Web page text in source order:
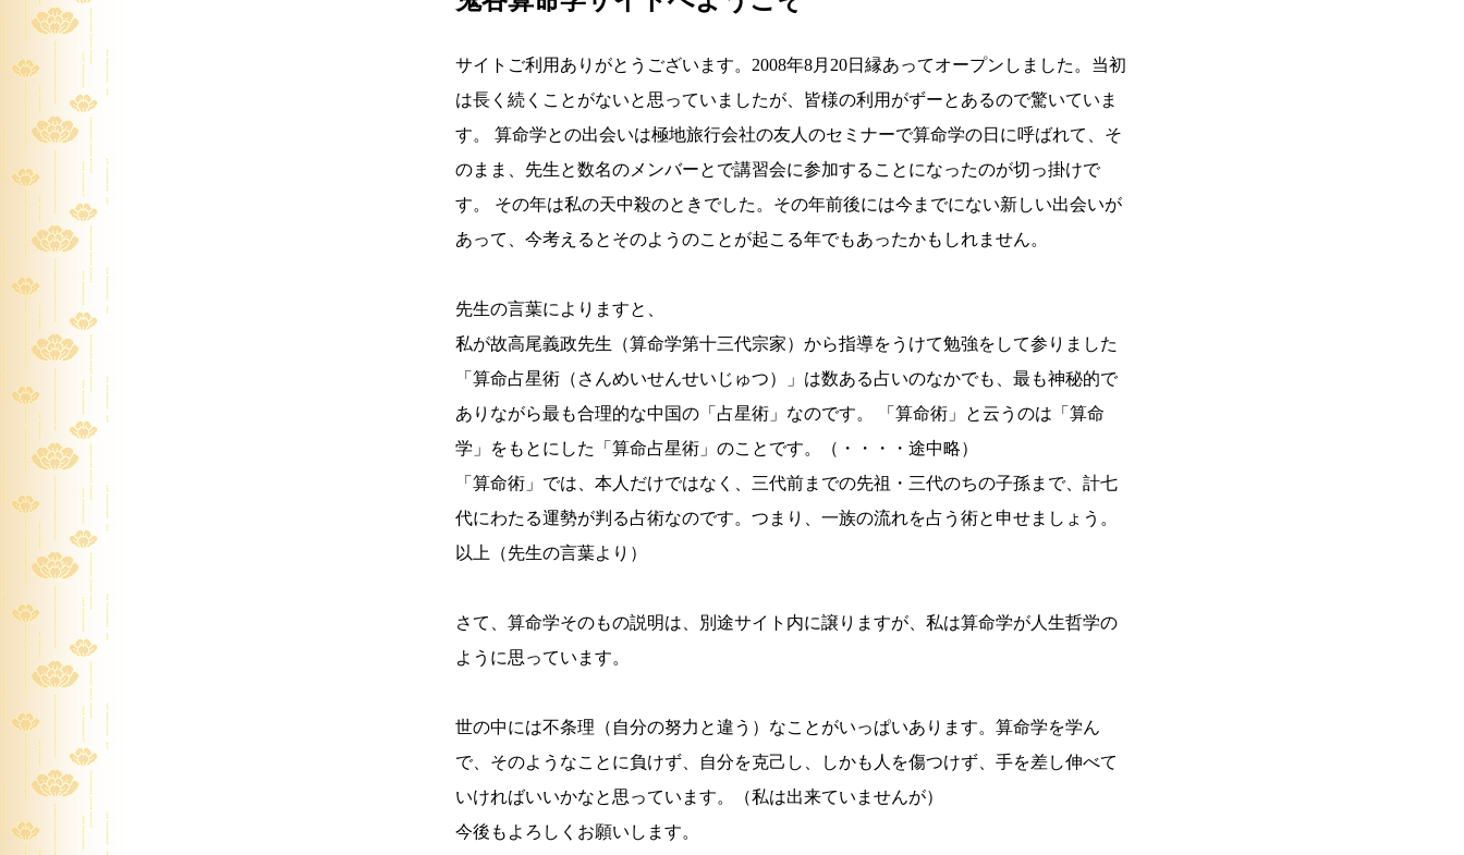
サイトご利用ありがとうございます。2008年8月20日縁あってオープンしました。当初
は長く続くことがないと思っていましたが、皆様の利用がずーとあるので驚いていま
す。 算命学との出会いは極地旅行会社の友人のセミナーで算命学の日に呼ばれて、そ
のまま、先生と数名のメンバーとで講習会に参加することになったのが切っ掛けで
す。 その年は私の天中殺のときでした。その年前後には今までにない新しい出会いが
あって、今考えるとそのようのことが起こる年でもあったかもしれません。
先生の言葉によりますと、
私が故高尾義政先生（算命学第十三代宗家）から指導をうけて勉強をして参りました
「算命占星術（さんめいせんせいじゅつ）」は数ある占いのなかでも、最も神秘的で
ありながら最も合理的な中国の「占星術」なのです。 「算命術」と云うのは「算命
学」をもとにした「算命占星術」のことです。（・・・・途中略）
「算命術」では、本人だけではなく、三代前までの先祖・三代のちの子孫まで、計七
代にわたる運勢が判る占術なのです。つまり、一族の流れを占う術と申せましょう。
以上（先生の言葉より）
さて、算命学そのもの説明は、別途サイト内に譲りますが、私は算命学が人生哲学の
ように思っています。
世の中には不条理（自分の努力と違う）なことがいっぱいあります。算命学を学ん
で、そのようなことに負けず、自分を克己し、しかも人を傷つけず、手を差し伸べて
いければいいかなと思っています。（私は出来ていませんが）
今後もよろしくお願いします。